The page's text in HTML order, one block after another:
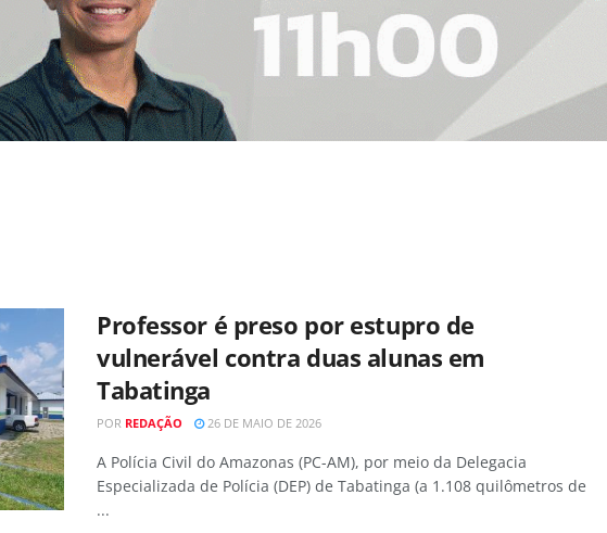
Professor é preso por estupro de
vulnerável contra duas alunas em
Tabatinga
POR REDAÇÃO 26 DE MAIO DE 2026
A Polícia Civil do Amazonas (PC-AM), por meio da Delegacia
Especializada de Polícia (DEP) de Tabatinga (a 1.108 quilômetros de
...